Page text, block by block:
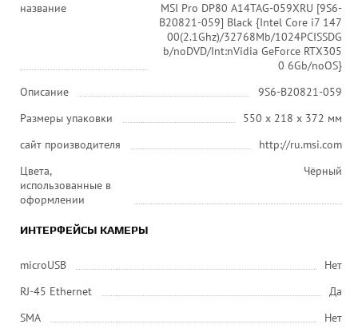
название
MSI Pro DP80 A14TAG-059XRU [9S6-
B20821-059] Black {Intel Core i7 147
00(2.1Ghz)/32768Mb/1024PCISSDG
b/noDVD/Int:nVidia GeForce RTX305
0 6Gb/noOS}
Описание
9S6-B20821-059
Размеры упаковки
550 x 218 x 372 мм
сайт производителя
http://ru.msi.com
Цвета,
использованные в
оформлении
Чёрный
ИНТЕРФЕЙСЫ КАМЕРЫ
microUSB
Нет
RJ-45 Ethernet
Да
SMA
Нет